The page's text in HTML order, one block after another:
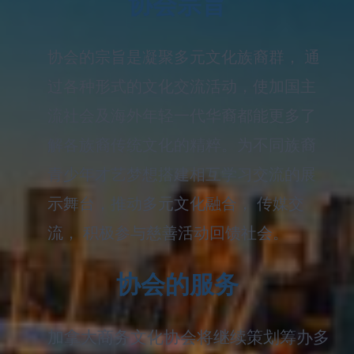
协会的宗旨是凝聚多元文化族裔群， 通
青少年才艺梦想搭建相互学习交流的展
示舞台，推动多元文化融合， 传媒交
流， 积极参与慈善活动回馈社会。
协会的服务
加拿大商务文化协会将继续策划筹办多